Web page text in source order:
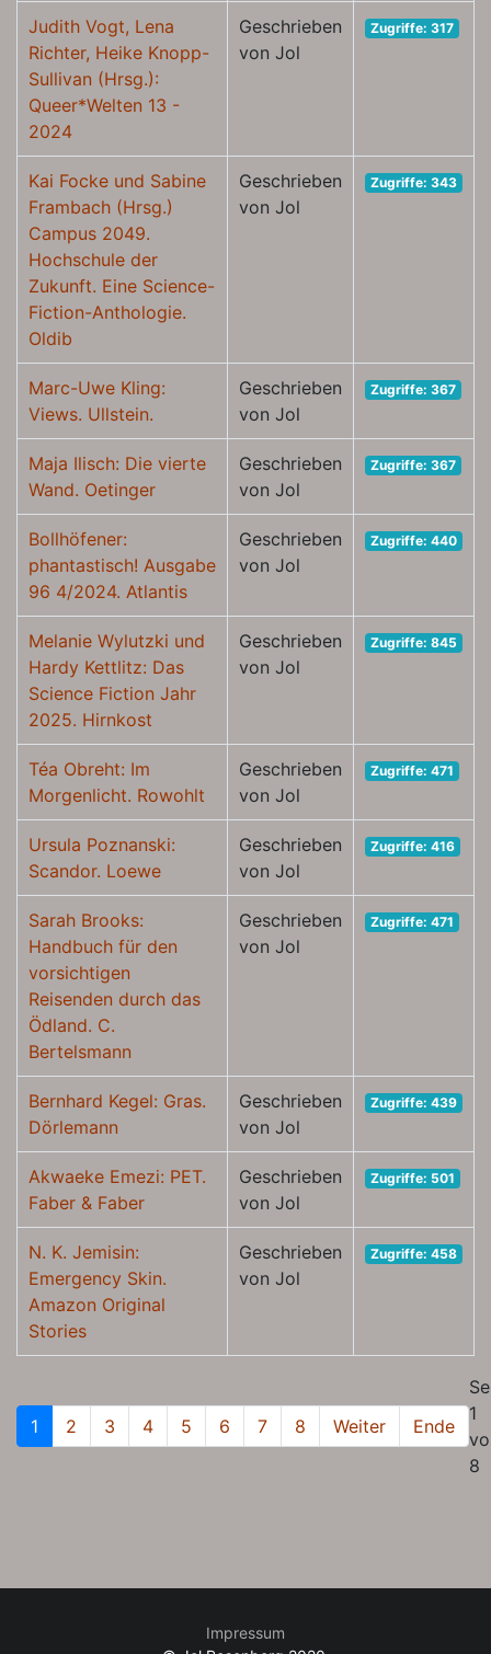
Judith Vogt, Lena
Richter, Heike Knopp-
Sullivan (Hrsg.):
Queer*Welten 13 -
2024
Geschrieben
von Jol
Zugriffe: 317
Kai Focke und Sabine
Frambach (Hrsg.)
Campus 2049.
Hochschule der
Zukunft. Eine Science-
Fiction-Anthologie.
Oldib
Geschrieben
von Jol
Zugriffe: 343
Marc-Uwe Kling:
Views. Ullstein.
Geschrieben
von Jol
Zugriffe: 367
Maja Ilisch: Die vierte
Wand. Oetinger
Geschrieben
von Jol
Zugriffe: 367
Bollhöfener:
phantastisch! Ausgabe
96 4/2024. Atlantis
Geschrieben
von Jol
Zugriffe: 440
Melanie Wylutzki und
Hardy Kettlitz: Das
Science Fiction Jahr
2025. Hirnkost
Geschrieben
von Jol
Zugriffe: 845
Téa Obreht: Im
Morgenlicht. Rowohlt
Geschrieben
von Jol
Zugriffe: 471
Ursula Poznanski:
Scandor. Loewe
Geschrieben
von Jol
Zugriffe: 416
Sarah Brooks:
Handbuch für den
vorsichtigen
Reisenden durch das
Ödland. C.
Bertelsmann
Geschrieben
von Jol
Zugriffe: 471
Bernhard Kegel: Gras.
Dörlemann
Geschrieben
von Jol
Zugriffe: 439
Akwaeke Emezi: PET.
Faber & Faber
Geschrieben
von Jol
Zugriffe: 501
N. K. Jemisin:
Emergency Skin.
Amazon Original
Stories
Geschrieben
von Jol
Zugriffe: 458
1 2 3 4 5 6 7 8 Weiter Ende
1
8
Impressum